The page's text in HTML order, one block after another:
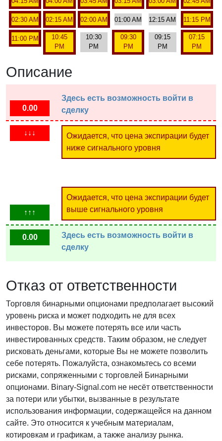
02:30 AM 02:15 AM 02:00 AM 01:00 AM 12:15 AM 11:15 PM
11:00 PM
10:45
PM
10:30
PM
09:30
PM
09:15
PM
07:15
PM
Описание
0.00
Здесь есть возможность войти в
сделку
↓↓↓
Ожидается, что цена экспирации будет
ниже сигнального уровня
↑↑↑
Ожидается, что цена экспирации будет
выше сигнального уровня
0.00
Здесь есть возможность войти в
сделку
Отказ от ответственности
Торговля бинарными опционами предполагает высокий
уровень риска и может подходить не для всех
инвесторов. Вы можете потерять все или часть
инвестированных средств. Таким образом, не следует
рисковать деньгами, которые Вы не можете позволить
себе потерять. Пожалуйста, ознакомьтесь со всеми
рисками, сопряженными с торговлей Бинарными
опционами. Binary-Signal.com не несёт ответственности
за потери или убытки, вызванные в результате
использования информации, содержащейся на данном
сайте. Это относится к учебным материалам,
котировкам и графикам, а также анализу рынка.